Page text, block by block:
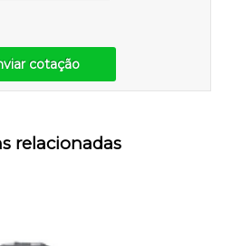
cotação
relacionadas